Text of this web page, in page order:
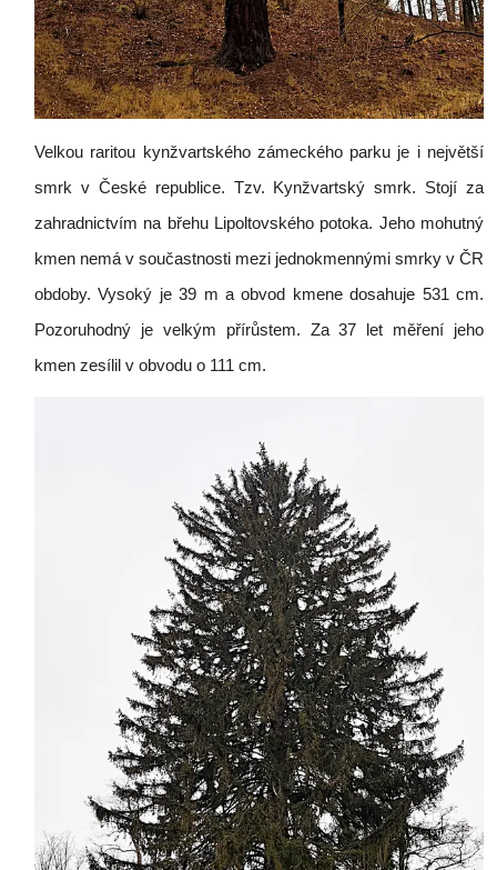
Velkou raritou kynžvartského zámeckého parku je i největší
smrk v České republice. Tzv. Kynžvartský smrk. Stojí za
zahradnictvím na břehu Lipoltovského potoka. Jeho mohutný
kmen nemá v součastnosti mezi jednokmennými smrky v ČR
obdoby. Vysoký je 39 m a obvod kmene dosahuje 531 cm.
Pozoruhodný je velkým přírůstem. Za 37 let měření jeho
kmen zesílil v obvodu o 111 cm.